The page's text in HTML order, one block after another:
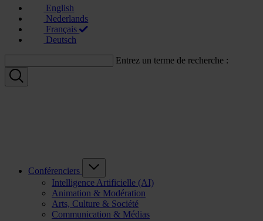
English
Nederlands
Français
Deutsch
Entrez un terme de recherche :
Conférenciers
Intelligence Artificielle (AI)
Animation & Modération
Arts, Culture & Société
Communication & Médias